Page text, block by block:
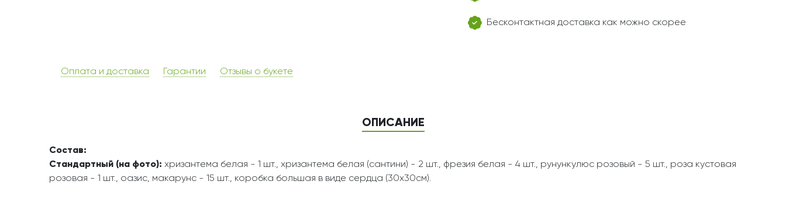
Бесконтактная доставка как можно скорее
Оплата и доставка Гарантии Отзывы о букете
ОПИСАНИЕ
Состав:
Стандартный (на фото): хризантема белая - 1 шт., хризантема белая (сантини) - 2 шт., фрезия белая - 4 шт., рунункулюс розовый - 5 шт., роза кустовая
розовая - 1 шт., оазис, макарунс - 15 шт., коробка большая в виде сердца (30х30см).